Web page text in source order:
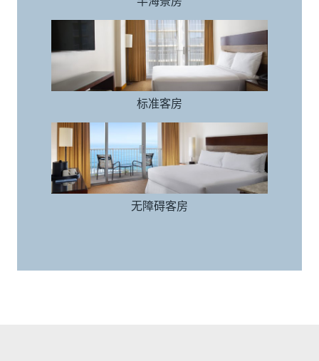
标准客房
无障碍客房
无障碍客房